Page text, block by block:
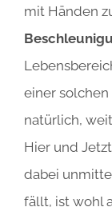
mit Händen
einer
natürlich,
Hier und
dabei
fällt, ist wohl